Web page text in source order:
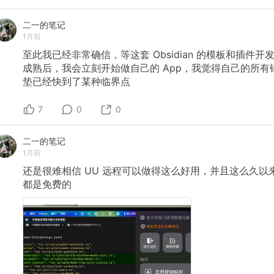
二一的笔记
1月前
至此我已经非常确信，等这套 Obsidian 的模板和插件开发
成熟后，我会立刻开始做自己的 App，我觉得自己的所有
垫已经快到了某种临界点
7 0 0
二一的笔记
1月前
还是很难相信 UU 远程可以做得这么好用，并且这么久以
都是免费的